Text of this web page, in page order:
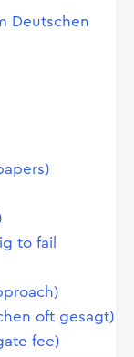
Deutschen
to fail
oft gesagt)
fee)